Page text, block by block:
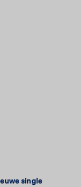
single